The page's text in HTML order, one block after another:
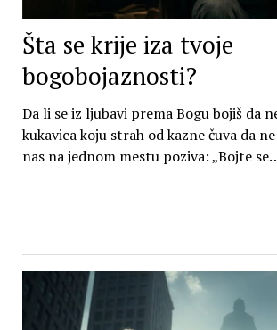
Šta se krije iza tvoje
bogobojaznosti?
Da li se iz ljubavi prema Bogu bojiš da
kukavica koju strah od kazne čuva da
nas na jednom mestu poziva: „Bojte